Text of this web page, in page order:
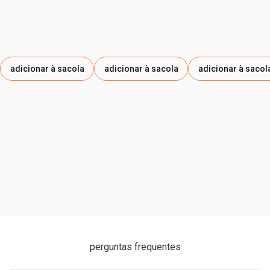
adicionar à sacola adicionar à sacola adicionar à
perguntas frequentes